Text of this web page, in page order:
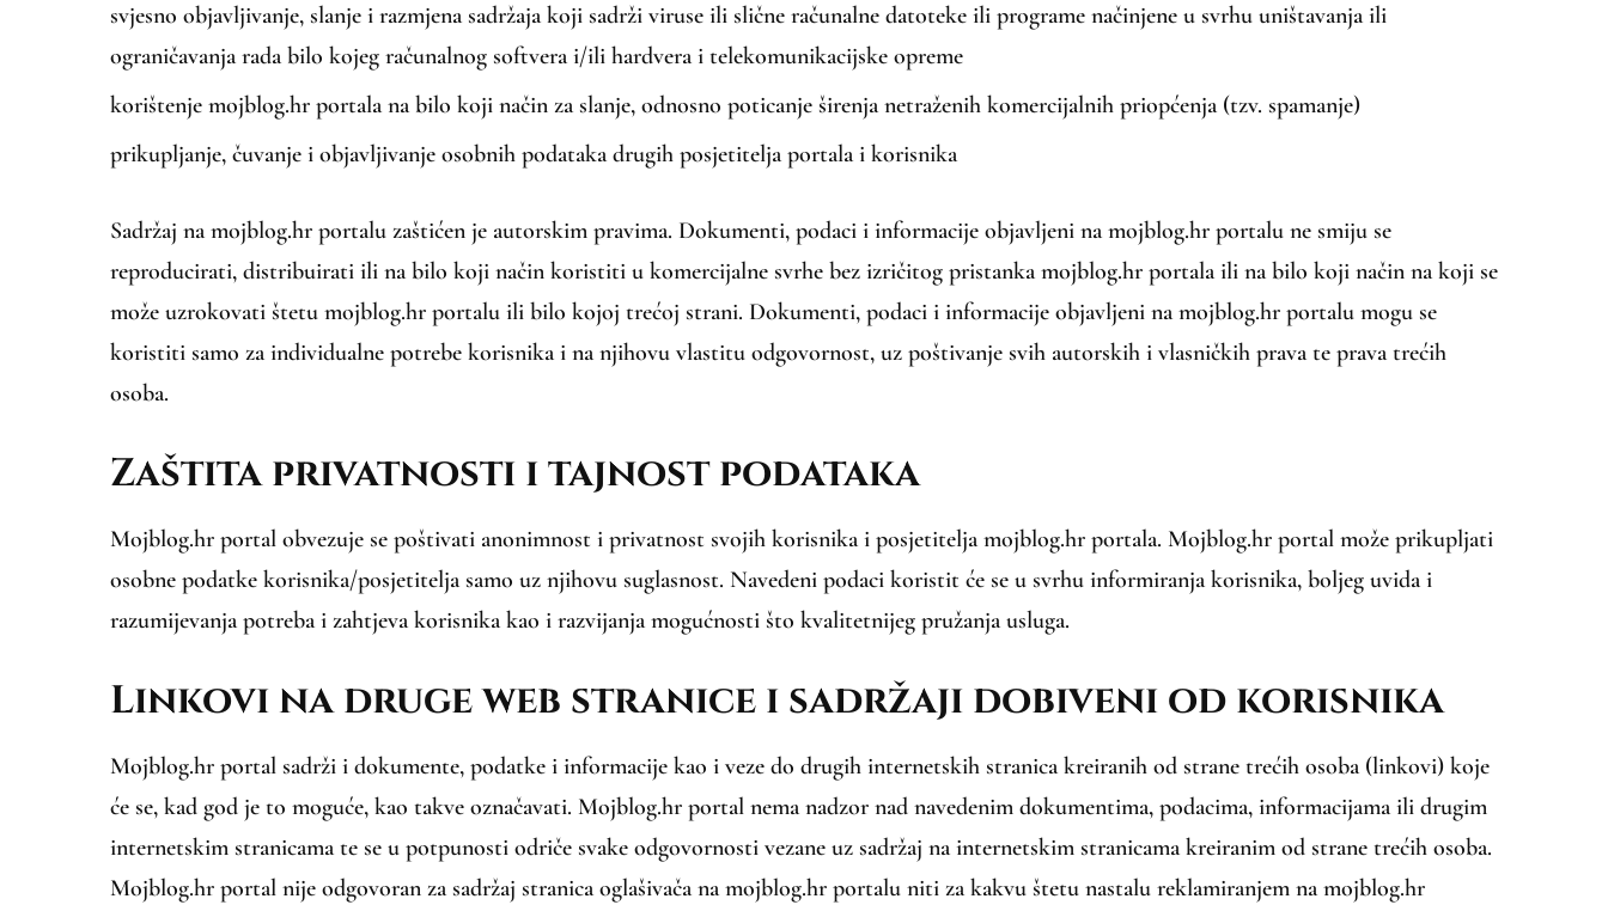
svjesno objavljivanje, slanje i razmjena sadržaja koji sadrži viruse ili slične računalne datoteke ili programe načinjene u svrhu uništavanja ili
ograničavanja rada bilo kojeg računalnog softvera i/ili hardvera i telekomunikacijske opreme
korištenje mojblog.hr portala na bilo koji način za slanje, odnosno poticanje širenja netraženih komercijalnih priopćenja (tzv. spamanje)
prikupljanje, čuvanje i objavljivanje osobnih podataka drugih posjetitelja portala i korisnika
Sadržaj na mojblog.hr portalu zaštićen je autorskim pravima. Dokumenti, podaci i informacije objavljeni na mojblog.hr portalu ne smiju se
reproducirati, distribuirati ili na bilo koji način koristiti u komercijalne svrhe bez izričitog pristanka mojblog.hr portala ili na bilo koji način na koji se
može uzrokovati štetu mojblog.hr portalu ili bilo kojoj trećoj strani. Dokumenti, podaci i informacije objavljeni na mojblog.hr portalu mogu se
koristiti samo za individualne potrebe korisnika i na njihovu vlastitu odgovornost, uz poštivanje svih autorskih i vlasničkih prava te prava trećih
osoba.
Zaštita privatnosti i tajnost podataka
Mojblog.hr portal obvezuje se poštivati anonimnost i privatnost svojih korisnika i posjetitelja mojblog.hr portala. Mojblog.hr portal može prikupljati
osobne podatke korisnika/posjetitelja samo uz njihovu suglasnost. Navedeni podaci koristit će se u svrhu informiranja korisnika, boljeg uvida i
razumijevanja potreba i zahtjeva korisnika kao i razvijanja mogućnosti što kvalitetnijeg pružanja usluga.
Linkovi na druge web stranice i sadržaji dobiveni od korisnika
Mojblog.hr portal sadrži i dokumente, podatke i informacije kao i veze do drugih internetskih stranica kreiranih od strane trećih osoba (linkovi) koje
će se, kad god je to moguće, kao takve označavati. Mojblog.hr portal nema nadzor nad navedenim dokumentima, podacima, informacijama ili drugim
internetskim stranicama te se u potpunosti odriče svake odgovornosti vezane uz sadržaj na internetskim stranicama kreiranim od strane trećih osoba.
Mojblog.hr portal nije odgovoran za sadržaj stranica oglašivača na mojblog.hr portalu niti za kakvu štetu nastalu reklamiranjem na mojblog.hr